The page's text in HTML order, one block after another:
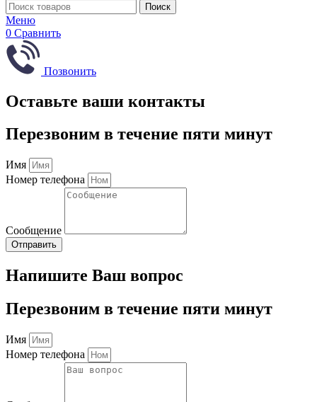
Поиск
Меню
0 Сравнить
Позвонить
Оставьте ваши контакты
Перезвоним в течение пяти минут
Имя
Номер телефона
Сообщение
Отправить
Напишите Ваш вопрос
Перезвоним в течение пяти минут
Имя
Номер телефона